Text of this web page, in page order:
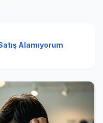
Alamıyorum